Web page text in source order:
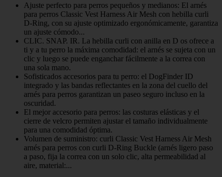
Ajuste perfecto para perros pequeños y medianos: El arnés
para perros Classic Vest Harness Air Mesh con hebilla curli
D-Ring, con su ajuste optimizado ergonómicamente, garantiza
un ajuste cómodo...
CLIC. SNAP. IR. La hebilla curli con anilla en D os ofrece a
ti y a tu perro la máxima comodidad: el arnés se sujeta con un
clic y luego se puede enganchar fácilmente a la correa con
una sola mano.
Sofisticados accesorios para tu perro: el DogFinder ID
integrado y las bandas reflectantes en la zona del cuello del
arnés para perros garantizan un paseo seguro incluso en la
oscuridad.
El mejor accesorio para perros: las costuras elásticas y el
cierre de velcro permiten ajustar el tamaño individualmente
para una comodidad óptima.
Volumen de suministro: curli Classic Vest Harness Air Mesh
arnés para perros con curli D-Ring Buckle (arnés ligero paso
a paso, fija la correa con un solo clic, alta permeabilidad al
aire, material:...